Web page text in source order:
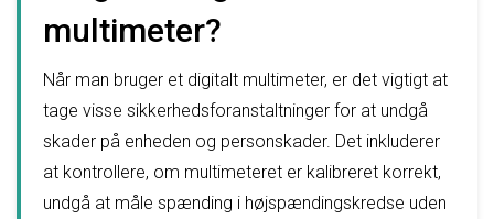
multimeter?
Når man bruger et digitalt multimeter, er det vigtigt at
tage visse sikkerhedsforanstaltninger for at undgå
skader på enheden og personskader. Det inkluderer
at kontrollere, om multimeteret er kalibreret korrekt,
undgå at måle spænding i højspændingskredse uden